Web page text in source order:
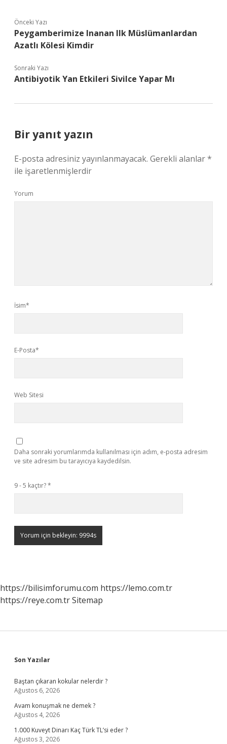
Önceki Yazı
Peygamberimize Inanan Ilk Müslümanlardan
Azatlı Kölesi Kimdir
Sonraki Yazı
Antibiyotik Yan Etkileri Sivilce Yapar Mı
Bir yanıt yazın
E-posta adresiniz yayınlanmayacak. Gerekli alanlar*
ile işaretlenmişlerdir
Yorum
İsim*
E-Posta*
Web Sitesi
Daha sonraki yorumlarımda kullanılması için adım, e-posta adresim
ve site adresim bu tarayıcıya kaydedilsin.
9 - 5 kaçtır?*
https://bilisimforumu.com https://lemo.com.tr
https://reye.com.trSitemap
Sidebar
Son Yazılar
Baştan çıkaran kokular nelerdir ?
Ağustos 6, 2026
Avam konuşmak ne demek ?
Ağustos 4, 2026
1.000 Kuveyt Dinarı Kaç Türk TL’si eder ?
Ağustos 3, 2026